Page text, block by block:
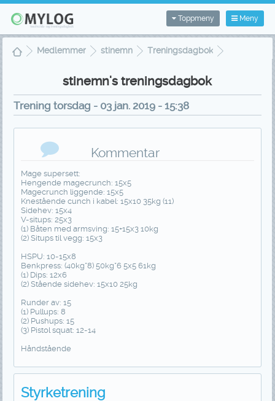
Meny
Toppmeny
Medlemmer stinemn
Treningsdagbok
stinemn's treningsdagbok
Trening torsdag - 03 jan. 2019 - 15:38
Kommentar
Mage supersett:
Hengende magecrunch: 15x5
Magecrunch liggende: 15x5
Knestående cunch i kabel: 15x10 35kg (11)
Sidehev: 15x4
V-situps: 25x3
(1) Båten med armsving: 15+15x3 10kg
(2) Situps til vegg: 15x3
HSPU: 10-15x8
Benkpress: (40kg*8) 50kg*6 5x5 61kg
(1) Dips: 12x6
(2) Stående sidehev: 15x10 25kg
Runder av: 15
(1) Pullups: 8
(2) Pushups: 15
(3) Pistol squat: 12-14
Håndstående
Styrketrening